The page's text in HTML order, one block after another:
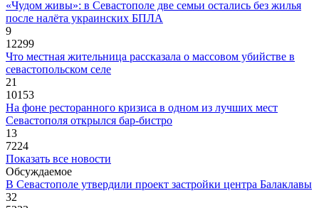
«Чудом живы»: в Севастополе две семьи остались без жилья
после налёта украинских БПЛА
9
12299
Что местная жительница рассказала о массовом убийстве в
севастопольском селе
21
10153
На фоне ресторанного кризиса в одном из лучших мест
Севастополя открылся бар-бистро
13
7224
Показать все новости
Обсуждаемое
В Севастополе утвердили проект застройки центра Балаклавы
32